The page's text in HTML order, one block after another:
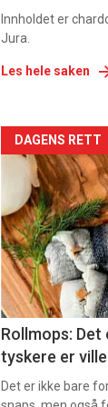
Innholdet er
Jura.
Les hele saken
Forsiden
akkurat
nå
-
6
DAGENS RETT
Rollmops:
tyskere er
Det er ikke bare